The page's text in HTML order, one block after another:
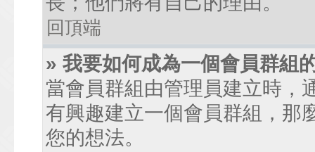
回頂端
» 我要如何成為一個會員群組
當會員群組由管理員建立時，
有興趣建立一個會員群組，那
您的想法。